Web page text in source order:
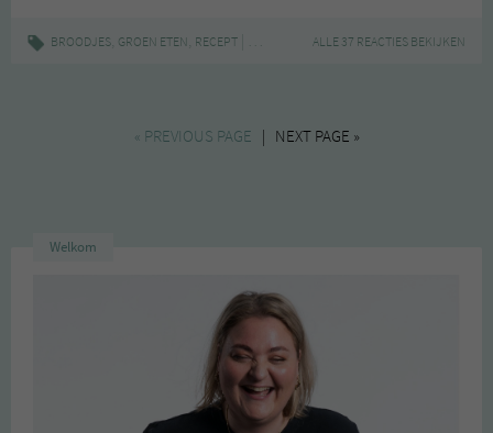
BROODJES, GROEN ETEN, RECEPT BROODJE SANDWICH,TEMPEH,
ALLE 37 REACTIES BEKIJKEN
« PREVIOUS PAGE | NEXT PAGE »
Welkom